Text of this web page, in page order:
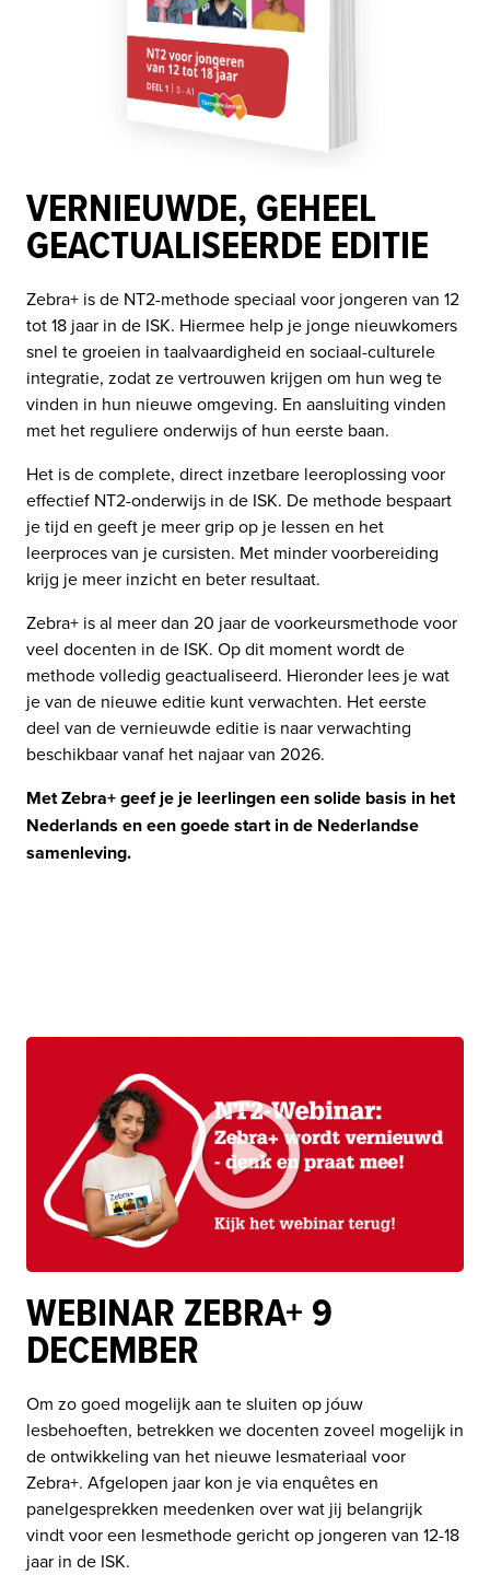
VERNIEUWDE, GEHEEL
GEACTUALISEERDE EDITIE
Zebra+ is de NT2-methode speciaal voor jongeren van 12
tot 18 jaar in de ISK. Hiermee help je jonge nieuwkomers
snel te groeien in taalvaardigheid en sociaal-culturele
integratie, zodat ze vertrouwen krijgen om hun weg te
vinden in hun nieuwe omgeving. En aansluiting vinden
met het reguliere onderwijs of hun eerste baan.
Het is de complete, direct inzetbare leeroplossing voor
effectief NT2-onderwijs in de ISK. De methode bespaart
je tijd en geeft je meer grip op je lessen en het
leerproces van je cursisten. Met minder voorbereiding
krijg je meer inzicht en beter resultaat.
Zebra+ is al meer dan 20 jaar de voorkeursmethode voor
veel docenten in de ISK. Op dit moment wordt de
methode volledig geactualiseerd. Hieronder lees je wat
je van de nieuwe editie kunt verwachten. Het eerste
deel van de vernieuwde editie is naar verwachting
beschikbaar vanaf het najaar van 2026.
Met Zebra+ geef je je leerlingen een solide basis in het
Nederlands en een goede start in de Nederlandse
samenleving.
WEBINAR ZEBRA+ 9
DECEMBER
Om zo goed mogelijk aan te sluiten op jóuw
lesbehoeften, betrekken we docenten zoveel mogelijk in
de ontwikkeling van het nieuwe lesmateriaal voor
Zebra+. Afgelopen jaar kon je via enquêtes en
panelgesprekken meedenken over wat jij belangrijk
vindt voor een lesmethode gericht op jongeren van 12-18
jaar in de ISK.